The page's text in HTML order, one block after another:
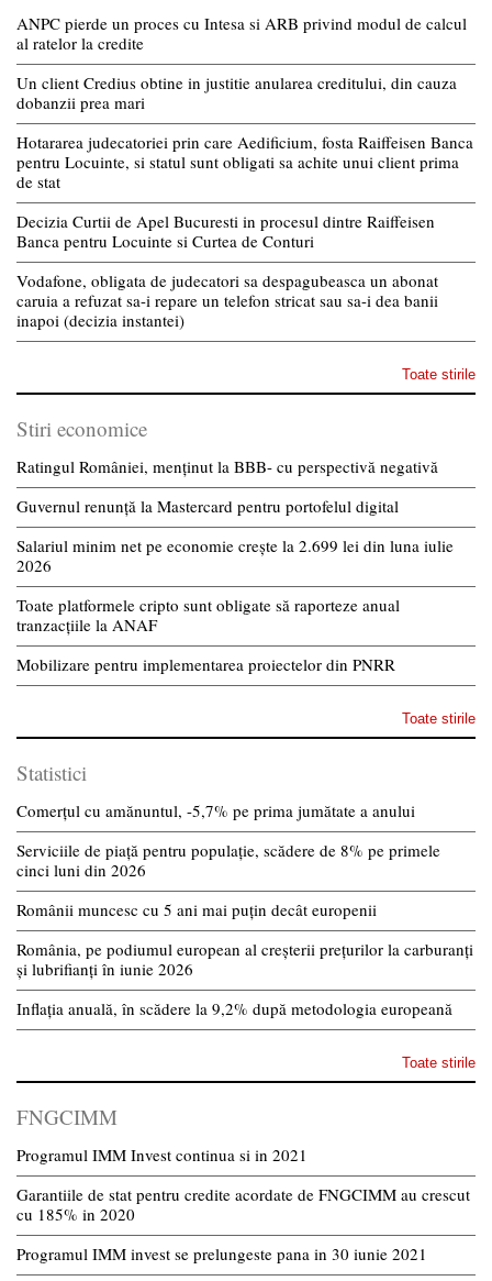
ANPC pierde un proces cu Intesa si ARB privind modul de calcul
al ratelor la credite
Un client Credius obtine in justitie anularea creditului, din cauza
dobanzii prea mari
Hotararea judecatoriei prin care Aedificium, fosta Raiffeisen Banca
pentru Locuinte, si statul sunt obligati sa achite unui client prima
de stat
Decizia Curtii de Apel Bucuresti in procesul dintre Raiffeisen
Banca pentru Locuinte si Curtea de Conturi
Vodafone, obligata de judecatori sa despagubeasca un abonat
caruia a refuzat sa-i repare un telefon stricat sau sa-i dea banii
inapoi (decizia instantei)
Toate stirile
Stiri economice
Ratingul României, menținut la BBB- cu perspectivă negativă
Guvernul renunță la Mastercard pentru portofelul digital
Salariul minim net pe economie crește la 2.699 lei din luna iulie
2026
Toate platformele cripto sunt obligate să raporteze anual
tranzacțiile la ANAF
Mobilizare pentru implementarea proiectelor din PNRR
Toate stirile
Statistici
Comerțul cu amănuntul, -5,7% pe prima jumătate a anului
Serviciile de piață pentru populație, scădere de 8% pe primele
cinci luni din 2026
Românii muncesc cu 5 ani mai puțin decât europenii
România, pe podiumul european al creșterii prețurilor la carburanți
și lubrifianți în iunie 2026
Inflația anuală, în scădere la 9,2% după metodologia europeană
Toate stirile
FNGCIMM
Programul IMM Invest continua si in 2021
Garantiile de stat pentru credite acordate de FNGCIMM au crescut
cu 185% in 2020
Programul IMM invest se prelungeste pana in 30 iunie 2021